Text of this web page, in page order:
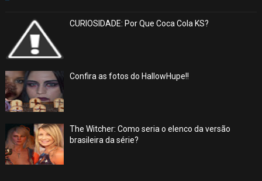
CURIOSIDADE: Por Que Coca Cola KS?
Confira as fotos do HallowHupe!!
The Witcher: Como seria o elenco da versão
brasileira da série?